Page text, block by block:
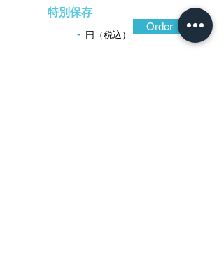
特別保存
- 円（税込）
Order